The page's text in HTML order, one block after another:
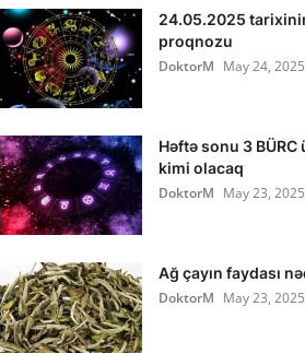
24.05.2025
proqnozu
DoktorM May 24, 2025
Həftə sonu 3
kimi olacaq
DoktorM May 23, 2025
Ağ çayın faydası
DoktorM May 23, 2025